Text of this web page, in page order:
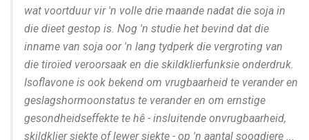
wat voortduur vir 'n volle drie maande nadat die soja in
die dieet gestop is. Nog 'n studie het bevind dat die
inname van soja oor 'n lang tydperk die vergroting van
die tiroïed veroorsaak en die skildklierfunksie onderdruk.
Isoflavone is ook bekend om vrugbaarheid te verander en
geslagshormoonstatus te verander en om ernstige
gesondheidseffekte te hê - insluitende onvrugbaarheid,
skildklier siekte of lewer siekte - op 'n aantal soogdiere ...